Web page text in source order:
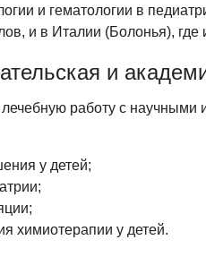
и гематологии в
и в Италии (Болонья), где
и
работу с научными
у детей;
химиотерапии у детей.